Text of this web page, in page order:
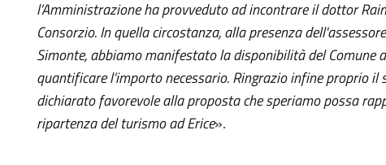
l’Amministrazione ha provveduto ad incontrare il dottor
Consorzio. In quella circostanza, alla presenza
Simonte, abbiamo manifestato la disponibilità del Comune
quantificare l’importo necessario. Ringrazio infine proprio il
dichiarato favorevole alla proposta che speriamo possa
ripartenza del turismo ad Erice».